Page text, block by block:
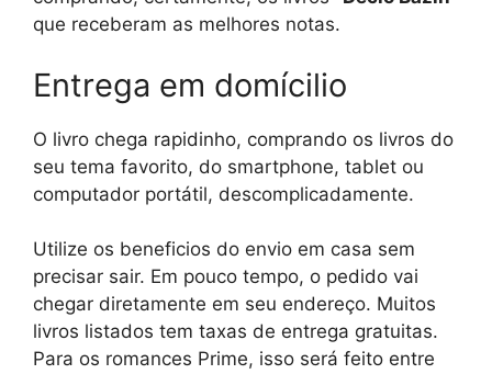
que receberam as melhores notas.
Entrega em domícilio
O livro chega rapidinho, comprando os livros do
seu tema favorito, do smartphone, tablet ou
computador portátil, descomplicadamente.
Utilize os beneficios do envio em casa sem
precisar sair. Em pouco tempo, o pedido vai
chegar diretamente em seu endereço. Muitos
livros listados tem taxas de entrega gratuitas.
Para os romances Prime, isso será feito entre